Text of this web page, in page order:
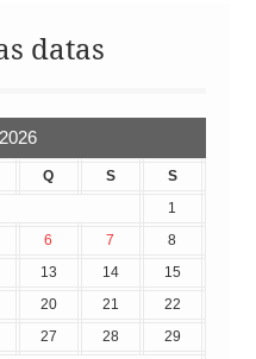
datas
Q S
S
1
6 7
8
13 14
15
20 21
22
27 28
29